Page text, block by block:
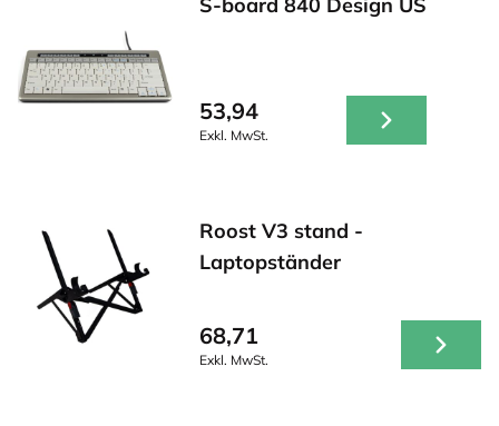
53,94
Exkl. MwSt.
Roost V3 stand -
Laptopständer
68,71
Exkl. MwSt.